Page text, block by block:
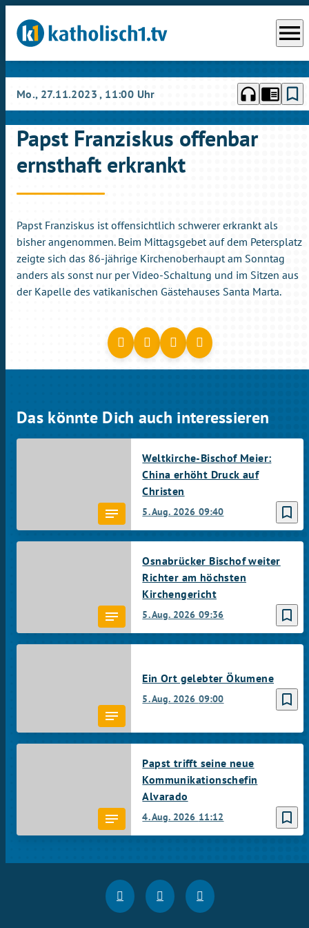
menu
Mo., 27.11.2023, 11:00 Uhr headphones chrome_reader_mode bookmark_border
Papst Franziskus offenbar
ernsthaft erkrankt
Papst Franziskus ist offensichtlich schwerer erkrankt als
bisher angenommen. Beim Mittagsgebet auf dem Petersplatz
zeigte sich das 86-jährige Kirchenoberhaupt am Sonntag
anders als sonst nur per Video-Schaltung und im Sitzen aus
der Kapelle des vatikanischen Gästehauses Santa Marta.
Das könnte Dich auch interessieren
bookmark_border
5. Aug. 2026 09:40
Weltkirche-Bischof Meier:
China erhöht Druck auf
Christen
bookmark_border
5. Aug. 2026 09:36
Osnabrücker Bischof weiter
Richter am höchsten
Kirchengericht
bookmark_border
5. Aug. 2026 09:00
Ein Ort gelebter Ökumene
bookmark_border
4. Aug. 2026 11:12
Papst trifft seine neue
Kommunikationschefin
Alvarado